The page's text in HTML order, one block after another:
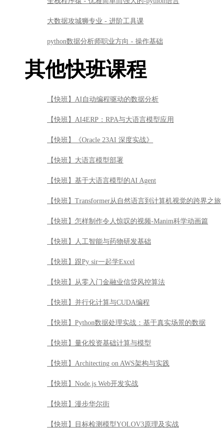
大数据攻城狮专业 - 进阶工具课
python数据分析师职业方向 - 操作基础
其他快班课程
【快班】AI自动编程驱动的数据分析
【快班】AI4ERP：RPA与大语言模型应用
【快班】《Oracle 23AI 深度实战》
【快班】大语言模型部署
【快班】基于大语言模型的AI Agent
【快班】Transformer从自然语言到计算机视觉的跨界之旅
【快班】怎样制作令人惊叹的视频-Manim科学动画篇
【快班】人工智能与药物研发基础
【快班】跟Py sir一起学Excel
【快班】从零入门金融业信贷风控算法
【快班】并行化计算与CUDA编程
【快班】Python数据处理实战：基于真实场景的数据
【快班】量化投资基础计算与模型
【快班】Architecting on AWS架构与实践
【快班】Node.js Web开发实战
【快班】漫步华尔街
【快班】目标检测模型YOLOV3原理及实战